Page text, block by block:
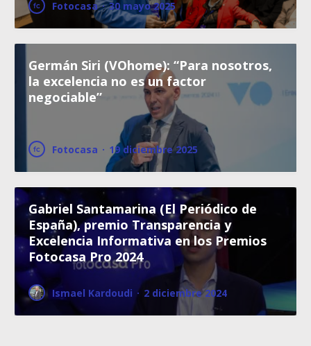
Fotocasa · 30 mayo 2025
Germán Siri (VOhome): “Para nosotros,
la excelencia no es un factor
negociable”
Fotocasa · 19 diciembre 2025
Gabriel Santamarina (El Periódico de
España), premio Transparencia y
Excelencia Informativa en los Premios
Fotocasa Pro 2024
Ismael Kardoudi · 2 diciembre 2024